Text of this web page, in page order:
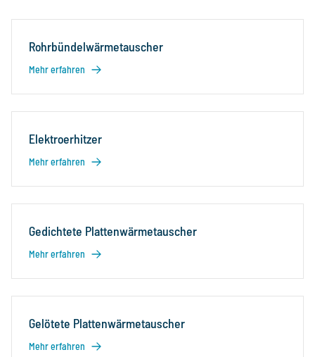
Rohrbündelwärmetauscher
Mehr erfahren
Elektroerhitzer
Mehr erfahren
Gedichtete Plattenwärmetauscher
Mehr erfahren
Gelötete Plattenwärmetauscher
Mehr erfahren